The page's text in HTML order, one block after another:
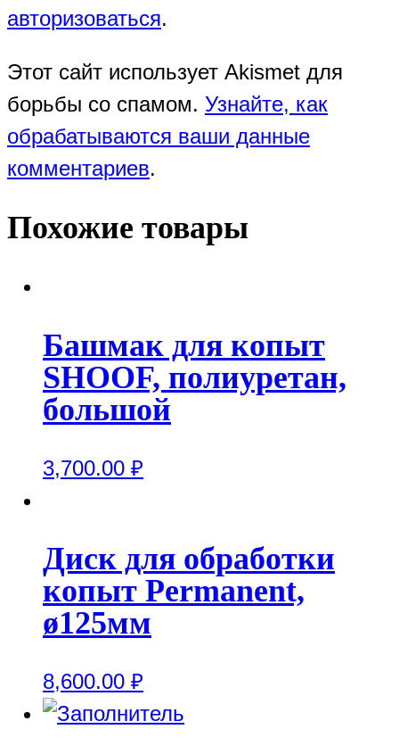
авторизоваться.
Этот сайт использует Akismet для
борьбы со спамом. Узнайте, как
обрабатываются ваши данные
комментариев.
Похожие товары
Башмак для копыт
SHOOF, полиуретан,
большой
3,700.00 ₽
Диск для обработки
копыт Permanent,
ø125мм
8,600.00 ₽